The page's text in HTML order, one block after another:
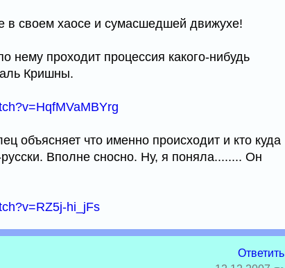
в своем хаосе и сумасшедшей движухе!
нему проходит процессия какого-нибудь
Кришны.
объясняет что именно происходит и кто куда
Вполне сносно. Ну, я поняла........ Он
hi_jFs
Ответить